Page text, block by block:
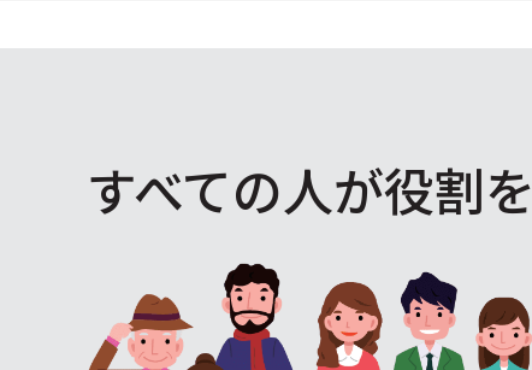
すべての人が役割を